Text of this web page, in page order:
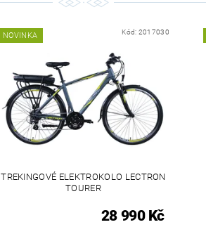
NOVINKA Kód: 2017030
TREKINGOVÉ ELEKTROKOLO LECTRON
TOURER
28 990 Kč